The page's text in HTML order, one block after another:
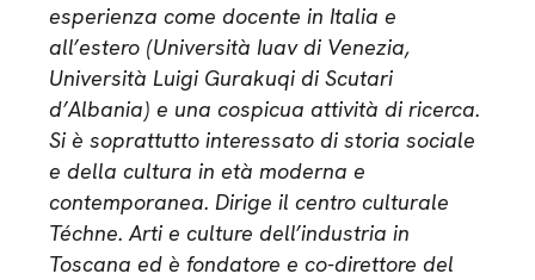
esperienza come docente in Italia e
all’estero (Università Iuav di Venezia,
Università Luigi Gurakuqi di Scutari
d’Albania) e una cospicua attività di ricerca.
Si è soprattutto interessato di storia sociale
e della cultura in età moderna e
contemporanea. Dirige il centro culturale
Téchne. Arti e culture dell’industria in
Toscana ed è fondatore e co-direttore del